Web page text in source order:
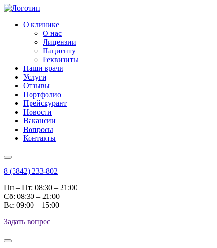
О клинике
О нас
Лицензии
Пациенту
Реквизиты
Наши врачи
Услуги
Отзывы
Портфолио
Прейскурант
Новости
Вакансии
Вопросы
Контакты
8 (3842) 233-802
Пн – Пт: 08:30 – 21:00
Cб: 08:30 – 21:00
Вс: 09:00 – 15:00
Задать вопрос